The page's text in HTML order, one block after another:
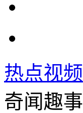
热点视频
奇闻趣事